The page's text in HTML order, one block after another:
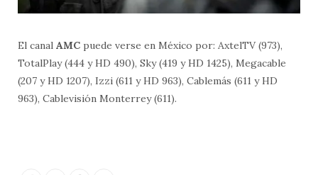
El canal AMC puede verse en México por: AxtelTV (973),
TotalPlay (444 y HD 490), Sky (419 y HD 1425), Megacable
(207 y HD 1207), Izzi (611 y HD 963), Cablemás (611 y HD
963), Cablevisión Monterrey (611).